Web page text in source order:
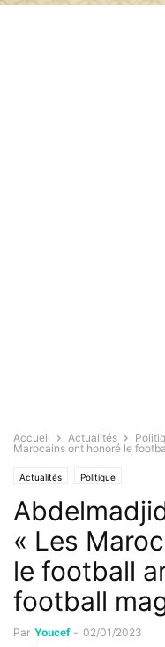
Accueil Actualités
Marocains ont honoré le
Actualités Politique
« Les
le football
football
Par Youcef - 02/01/2023